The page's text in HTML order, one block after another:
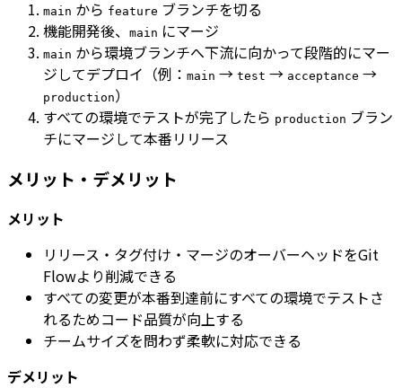
main から feature ブランチを切る
機能開発後、
main にマージ
main から環境ブランチへ下流に向かって段階的にマー
ジしてデプロイ（例： main → test → acceptance →
production）
すべての環境でテストが完了したら production ブラン
チにマージして本番リリース
メリット・デメリット
メリット
リリース・タグ付け・マージのオーバーヘッドをGit
Flowより削減できる
すべての変更が本番到達前にすべての環境でテストさ
れるためコード品質が向上する
チームサイズを問わず柔軟に対応できる
デメリット